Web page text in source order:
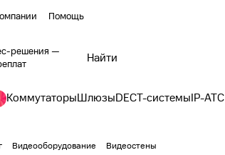
Помощь
решения —
КоммутаторыШлюзыDECT-системы IP-АТС
Видеооборудование Видеостены